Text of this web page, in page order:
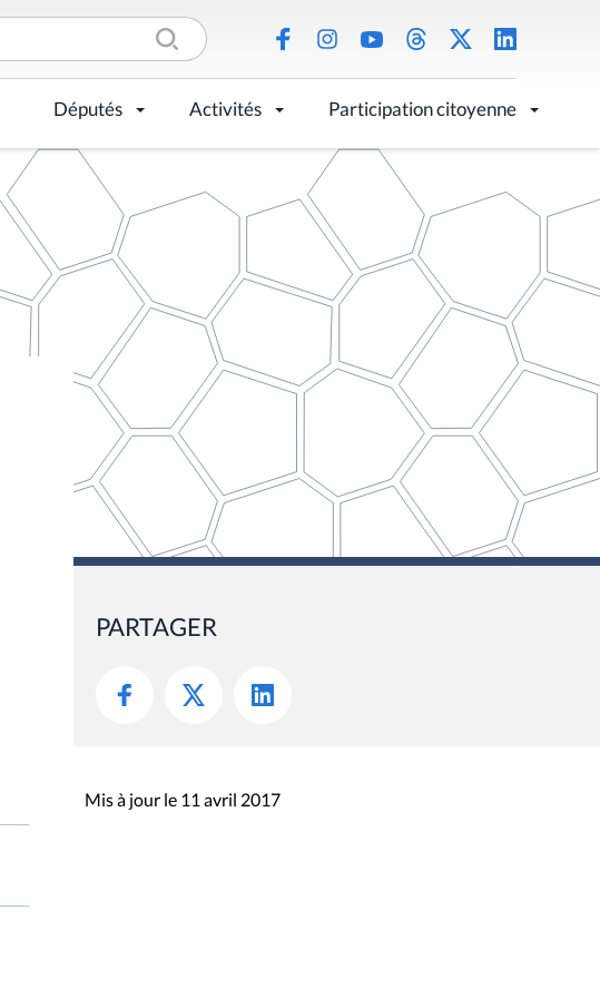
Députés Activités Participation citoyenne
PARTAGER
Mis à jour le 11 avril 2017